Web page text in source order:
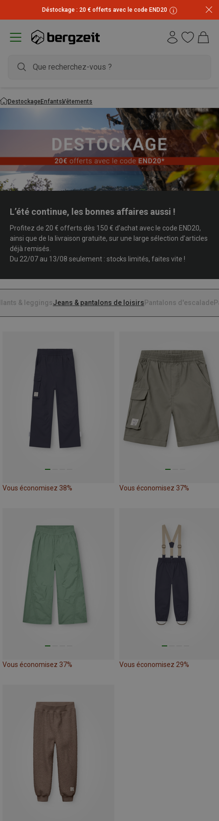
Déstockage : 20 € offerts avec le code END20
DestockageEnfantsVêtements
L’été continue, les bonnes affaires aussi !
Profitez de 20 € offerts dès 150 € d’achat avec le code END20,
ainsi que de la livraison gratuite, sur une large sélection d’articles
déjà remisés.
Du 22/07 au 13/08 seulement : stocks limités, faites vite !
& leggingsJeans & pantalons de loisirsPantalons d'escalade
Vous économisez 38% Vous économisez 37%
Vous économisez 37% Vous économisez 29%